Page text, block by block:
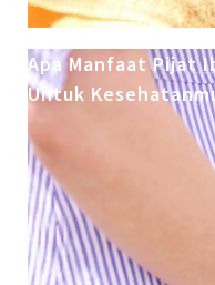
Apa Manfaat Pijat
Untuk